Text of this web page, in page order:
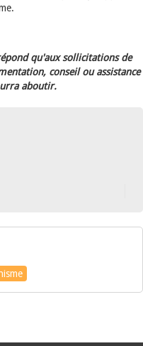
qu'aux sollicitations de
conseil ou assistance
aboutir.